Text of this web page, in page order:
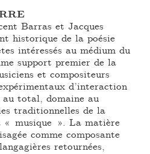
Barras et Jacques
historique de la poésie
intéressés au médium du
support premier de la
et compositeurs
d’interaction
total, domaine au
traditionnelles de la
musique ». La matière
comme composante
retournées,